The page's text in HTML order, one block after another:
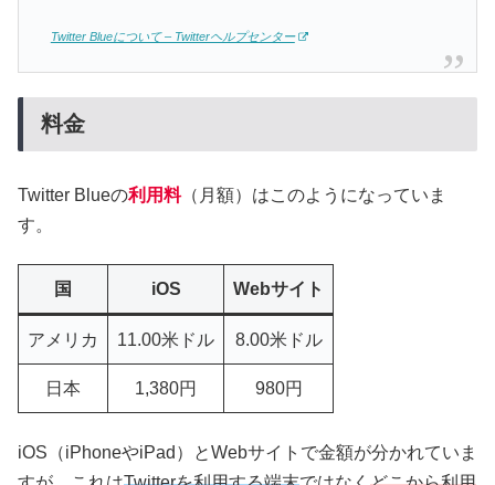
Twitter Blueについて – Twitterヘルプセンター
料金
Twitter Blueの利用料（月額）はこのようになっていま
す。
国 iOS Webサイト
アメリカ 11.00米ドル 8.00米ドル
日本 1,380円 980円
iOS（iPhoneやiPad）とWebサイトで金額が分かれていま